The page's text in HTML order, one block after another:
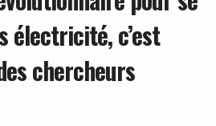
électricité, c’est
chercheurs